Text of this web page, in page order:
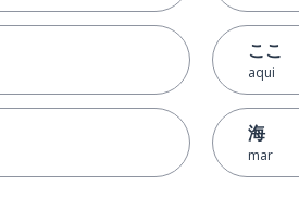
ここ
aqui
海
mar